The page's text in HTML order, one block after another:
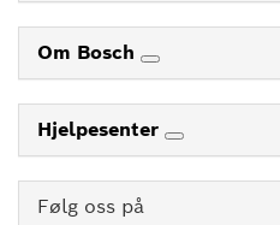
Om Bosch
Hjelpesenter
Følg oss på